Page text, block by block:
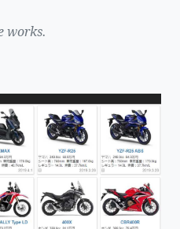
works.